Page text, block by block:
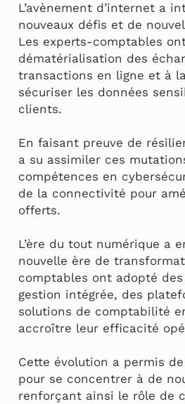
L’avènement d’internet a
nouveaux défis et de
Les experts-comptables
dématérialisation des
transactions en ligne et à
sécuriser les données
clients.
En faisant preuve de
a su assimiler ces
compétences en
de la connectivité pour
offerts.
L’ère du tout numérique a
nouvelle ère de
comptables ont adopté
gestion intégrée, des
solutions de comptabilité
accroître leur efficacité
Cette évolution a permis
pour se concentrer à de
renforçant ainsi le rôle de